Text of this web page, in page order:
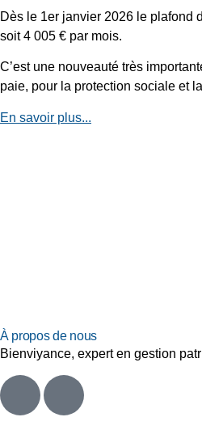
Dès le 1er janvier 2026 le plafond
soit 4 005 € par mois.
C’est une nouveauté très
paie, pour la protection sociale et
En savoir plus...
À propos de nous
Bienviyance, expert en gestion